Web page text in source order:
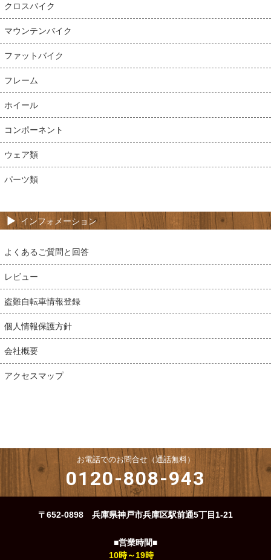
クロスバイク
マウンテンバイク
ファットバイク
フレーム
ホイール
コンポーネント
ウェア類
パーツ類
インフォメーション
よくあるご質問と回答
レビュー
盗難自転車情報登録
個人情報保護方針
会社概要
アクセスマップ
お電話でのお問合せ（通話無料）
0120-808-943
〒652-0898 兵庫県神戸市兵庫区駅前通5丁目1-21
■営業時間■
10時～19時